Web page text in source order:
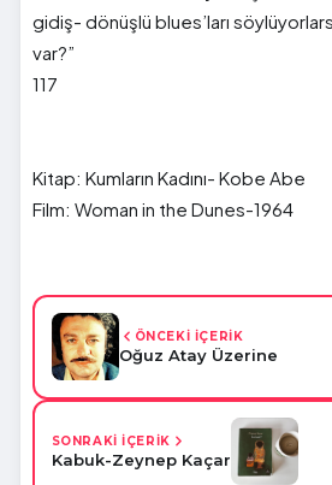
gidiş- dönüşlü blues’ları
var?”
117
Kitap: Kumların Kadını- Kobe Abe
Film: Woman in the Dunes-1964
ÖNCEKİ İÇERİK
Oğuz Atay Üzerine
SONRAKİ İÇERİK
Kabuk-Zeynep Kaçar